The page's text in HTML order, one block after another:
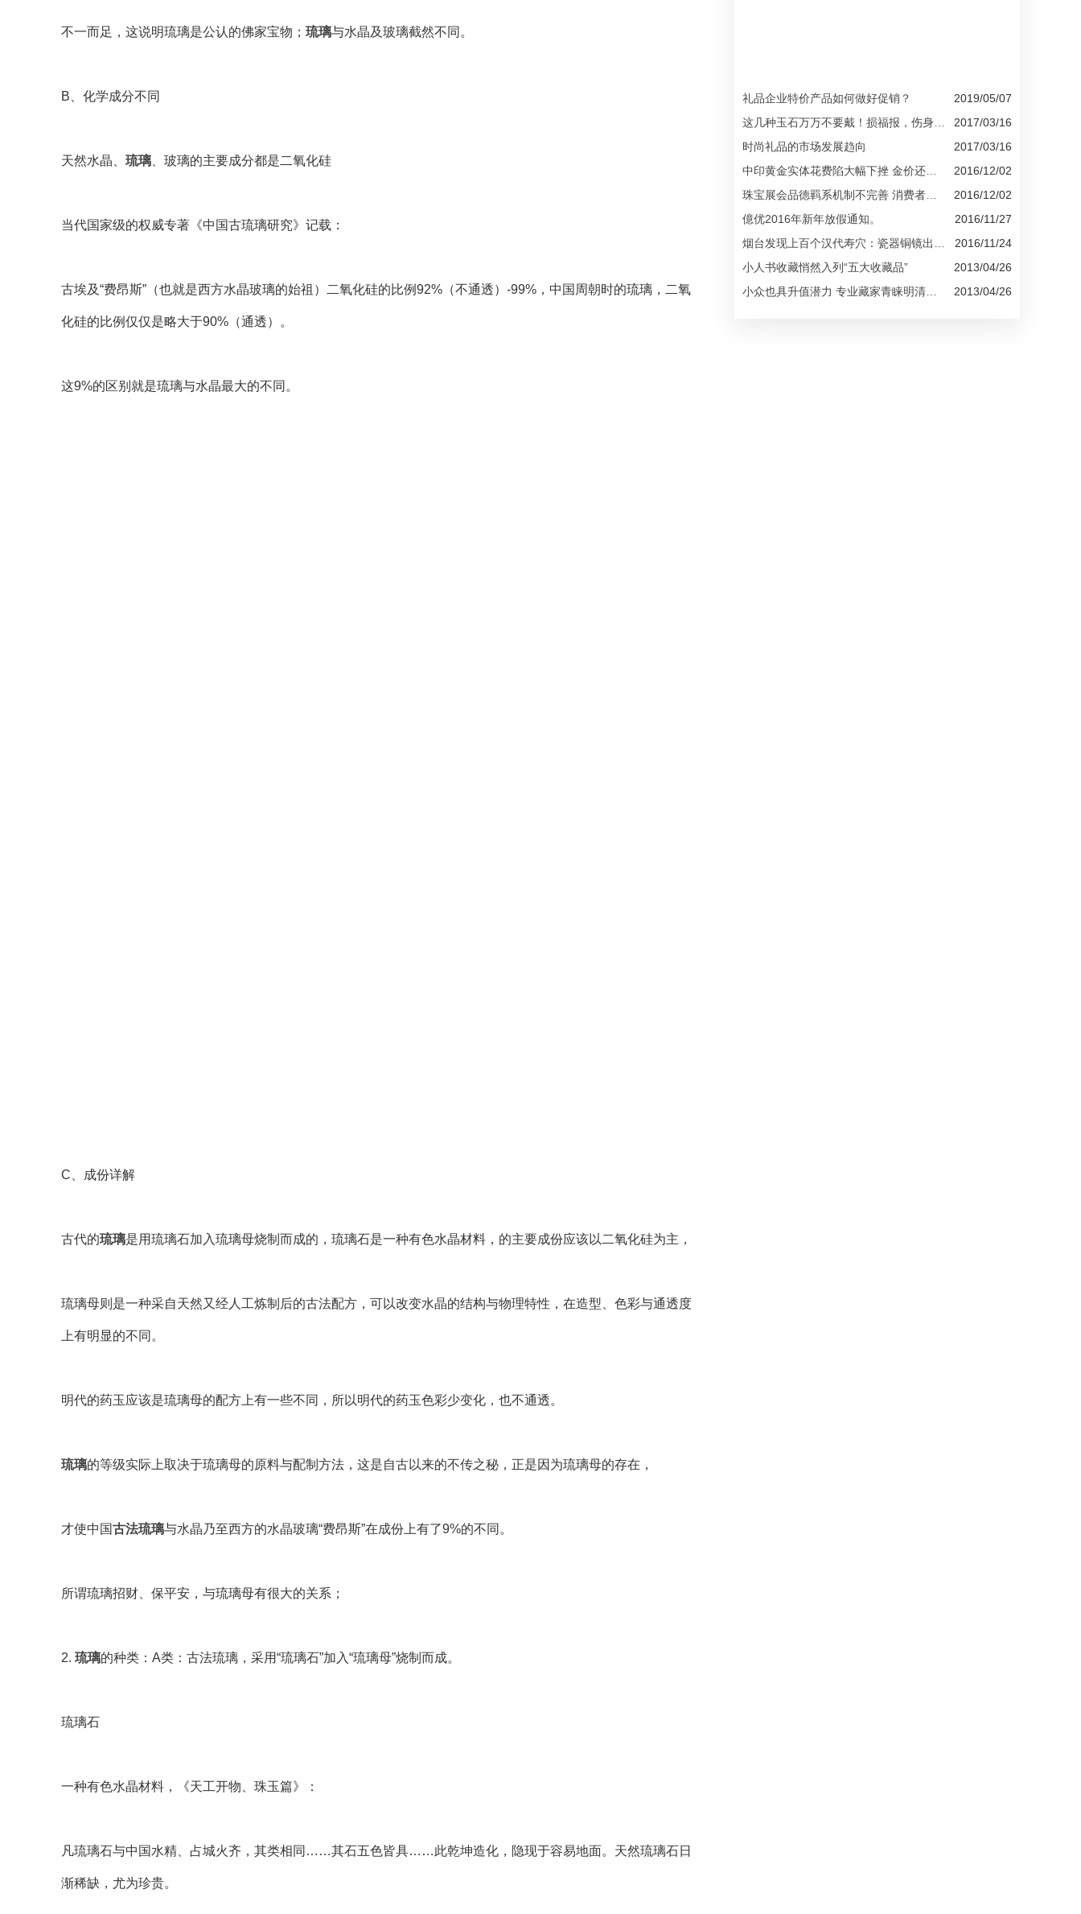
不一而足，这说明琉璃是公认的佛家宝物；琉璃与水晶及玻璃截然不同。
B、化学成分不同
天然水晶、琉璃 、玻璃的主要成分都是二氧化硅
当代国家级的权威专著《中国古琉璃研究》记载：
古埃及“费昂斯”（也就是西方水晶玻璃的始祖）二氧化硅的比例92%（不通透）-99%，中国周朝时的琉璃，二氧
化硅的比例仅仅是略大于90%（通透）。
这9%的区别就是琉璃与水晶最大的不同。
C、成份详解
古代的琉璃是用琉璃石加入琉璃母烧制而成的，琉璃石是一种有色水晶材料，的主要成份应该以二氧化硅为主，
琉璃母则是一种采自天然又经人工炼制后的古法配方，可以改变水晶的结构与物理特性，在造型、色彩与通透度
上有明显的不同。
明代的药玉应该是琉璃母的配方上有一些不同，所以明代的药玉色彩少变化，也不通透。
琉璃的等级实际上取决于琉璃母的原料与配制方法，这是自古以来的不传之秘，正是因为琉璃母的存在，
才使中国古法琉璃与水晶乃至西方的水晶玻璃“费昂斯”在成份上有了9%的不同。
所谓琉璃招财、保平安，与琉璃母有很大的关系；
2.琉璃的种类：A类：古法琉璃，采用“琉璃石”加入“琉璃母”烧制而成。
琉璃石
一种有色水晶材料，《天工开物、珠玉篇》：
凡琉璃石与中国水精、占城火齐，其类相同……其石五色皆具……此乾坤造化，隐现于容易地面。天然琉璃石日
渐稀缺，尤为珍贵。
2019/05/07
礼品企业特价产品如何做好促销？
2017/03/16
这几种玉石万万不要戴！损福报，伤身材...
2017/03/16
时尚礼品的市场发展趋向
2016/12/02
中印黄金实体花费陷大幅下挫 金价还能涨...
2016/12/02
珠宝展会品德羁系机制不完善 消费者购物...
2016/11/27
億优2016年新年放假通知。
2016/11/24
2013/04/26
小人书收藏悄然入列“五大收藏品”
2013/04/26
小众也具升值潜力 专业藏家青睐明清刊本...